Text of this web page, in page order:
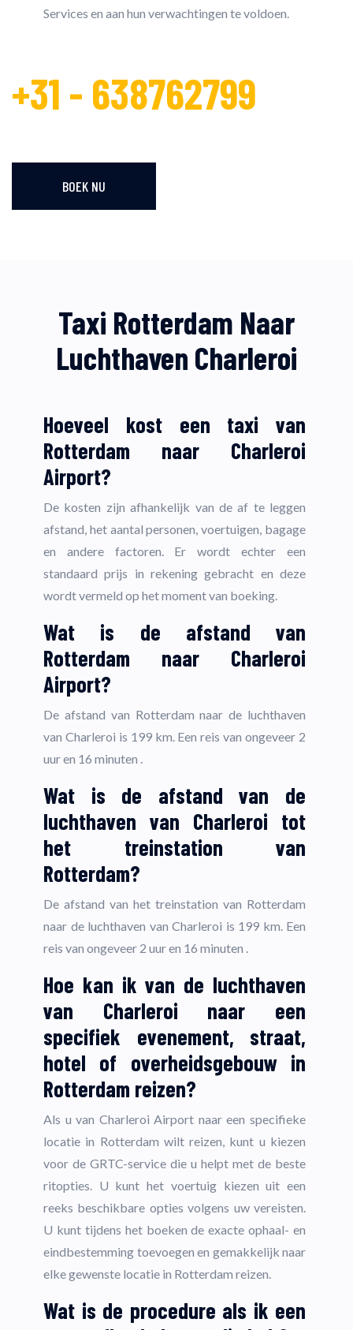
Services en aan hun verwachtingen te voldoen.
+31 - 638762799
BOEK NU
Taxi Rotterdam Naar
Luchthaven Charleroi
Hoeveel kost een taxi van
Rotterdam naar Charleroi
Airport?
De kosten zijn afhankelijk van de af te leggen
afstand, het aantal personen, voertuigen, bagage
en andere factoren. Er wordt echter een
standaard prijs in rekening gebracht en deze
wordt vermeld op het moment van boeking.
Wat is de afstand van
Rotterdam naar Charleroi
Airport?
De afstand van Rotterdam naar de luchthaven
van Charleroi is 199 km. Een reis van ongeveer 2
uur en 16 minuten .
Wat is de afstand van de
luchthaven van Charleroi tot
het treinstation van
Rotterdam?
De afstand van het treinstation van Rotterdam
naar de luchthaven van Charleroi is 199 km. Een
reis van ongeveer 2 uur en 16 minuten .
Hoe kan ik van de luchthaven
van Charleroi naar een
specifiek evenement, straat,
hotel of overheidsgebouw in
Rotterdam reizen?
Als u van Charleroi Airport naar een specifieke
locatie in Rotterdam wilt reizen, kunt u kiezen
voor de GRTC-service die u helpt met de beste
ritopties. U kunt het voertuig kiezen uit een
reeks beschikbare opties volgens uw vereisten.
U kunt tijdens het boeken de exacte ophaal- en
eindbestemming toevoegen en gemakkelijk naar
elke gewenste locatie in Rotterdam reizen.
Wat is de procedure als ik een